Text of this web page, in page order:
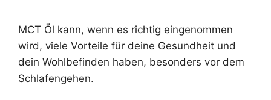
MCT Öl kann, wenn es richtig eingenommen
wird, viele Vorteile für deine Gesundheit und
dein Wohlbefinden haben, besonders vor dem
Schlafengehen.